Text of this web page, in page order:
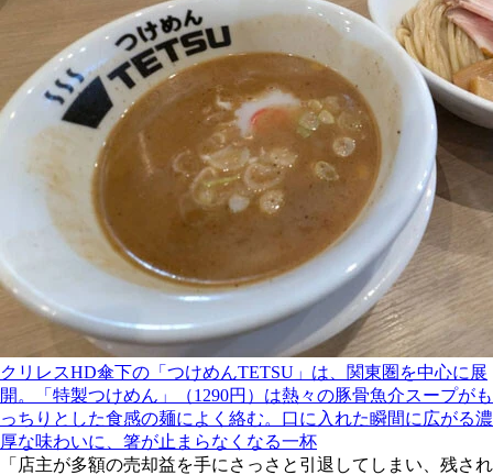
クリレスHD傘下の「つけめんTETSU」は、関東圏を中心に展
開。「特製つけめん」（1290円）は熱々の豚骨魚介スープがも
っちりとした食感の麺によく絡む。口に入れた瞬間に広がる濃
厚な味わいに、箸が止まらなくなる一杯
「店主が多額の売却益を手にさっさと引退してしまい、残され